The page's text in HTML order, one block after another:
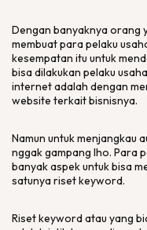
Dengan banyaknya orang
membuat para pelaku
kesempatan itu untuk
bisa dilakukan pelaku
internet adalah dengan
website terkait bisnisnya.
Namun untuk menjangkau
nggak gampang lho. Para
banyak aspek untuk bisa
satunya riset keyword.
Riset keyword atau yang